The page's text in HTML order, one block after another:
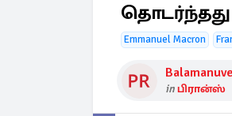
Emmanuel Macron
inபிரான்ஸ்